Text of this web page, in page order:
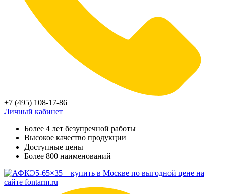
+7 (495) 108-17-86
Личный кабинет
Более 4 лет безупречной работы
Высокое качество продукции
Доступные цены
Более 800 наименований